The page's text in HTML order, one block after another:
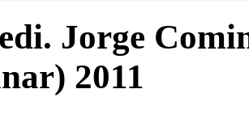
Jorge
2011